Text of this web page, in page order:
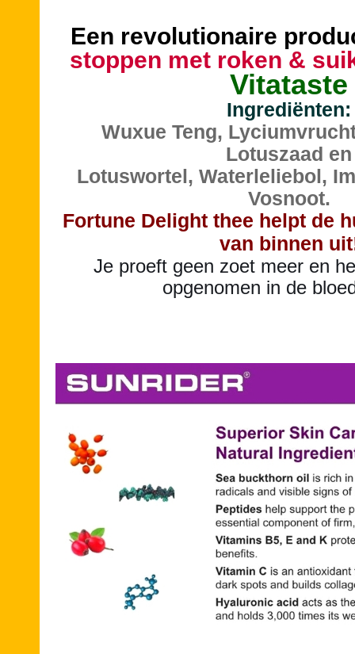
Een revolutionaire
stoppen met roken &
Vitataste
Ingrediënten:
Wuxue Teng,
Lotuszaad en
Lotuswortel, Waterleliebol,
Vosnoot.
Fortune Delight thee helpt de
van binnen
Je proeft geen zoet meer en
opgenomen in de